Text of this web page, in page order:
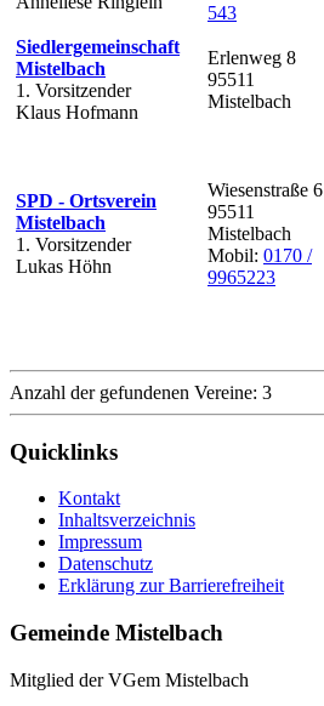
543
Siedlergemeinschaft
Mistelbach
1. Vorsitzender
Klaus Hofmann
Erlenweg 8
95511
Mistelbach
SPD - Ortsverein
Mistelbach
1. Vorsitzender
Lukas Höhn
Wiesenstraße 6
95511
Mistelbach
Mobil: 0170 /
9965223
Anzahl der gefundenen Vereine: 3
Quicklinks
Kontakt
Inhaltsverzeichnis
Impressum
Datenschutz
Erklärung zur Barrierefreiheit
Gemeinde Mistelbach
Mitglied der VGem Mistelbach